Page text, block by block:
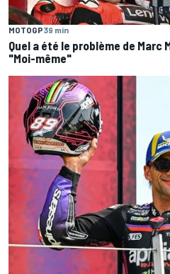
MOTOGP39 min
Quel a été le problème de Marc
"Moi-même"